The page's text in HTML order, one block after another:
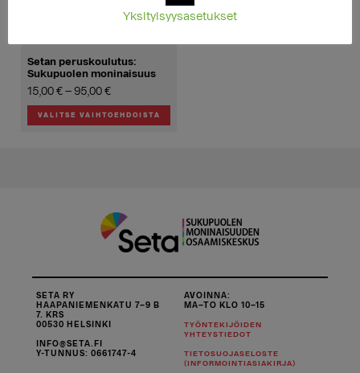
tuotteen
sivulla.
Setan peruskoulutus:
Sukupuolen moninaisuus
15,00€ – 95,00€Hintaluokka:
15,00 €
-
VALITSE VAIHTOEHDOISTA
SETA RY
HAAPANIEMENKATU 7–9 B
7. KRS
00530 HELSINKI
INFO@SETA.FI
Y-TUNNUS: 0661747-4
AVOINNA:
MA–TO KLO 10–15
TYÖNTEKIJÖIDEN
YHTEYSTIEDOT
TIETOSUOJASELOSTE
(INFORMOINTIASIAKIRJA)
Yksityisyysasetukset